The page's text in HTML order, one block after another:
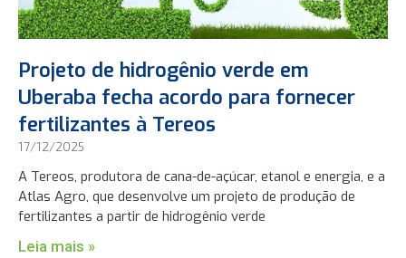
Projeto de hidrogênio verde em
Uberaba fecha acordo para fornecer
fertilizantes à Tereos
17/12/2025
A Tereos, produtora de cana-de-açúcar, etanol e energia, e a
Atlas Agro, que desenvolve um projeto de produção de
fertilizantes a partir de hidrogênio verde
Leia mais »